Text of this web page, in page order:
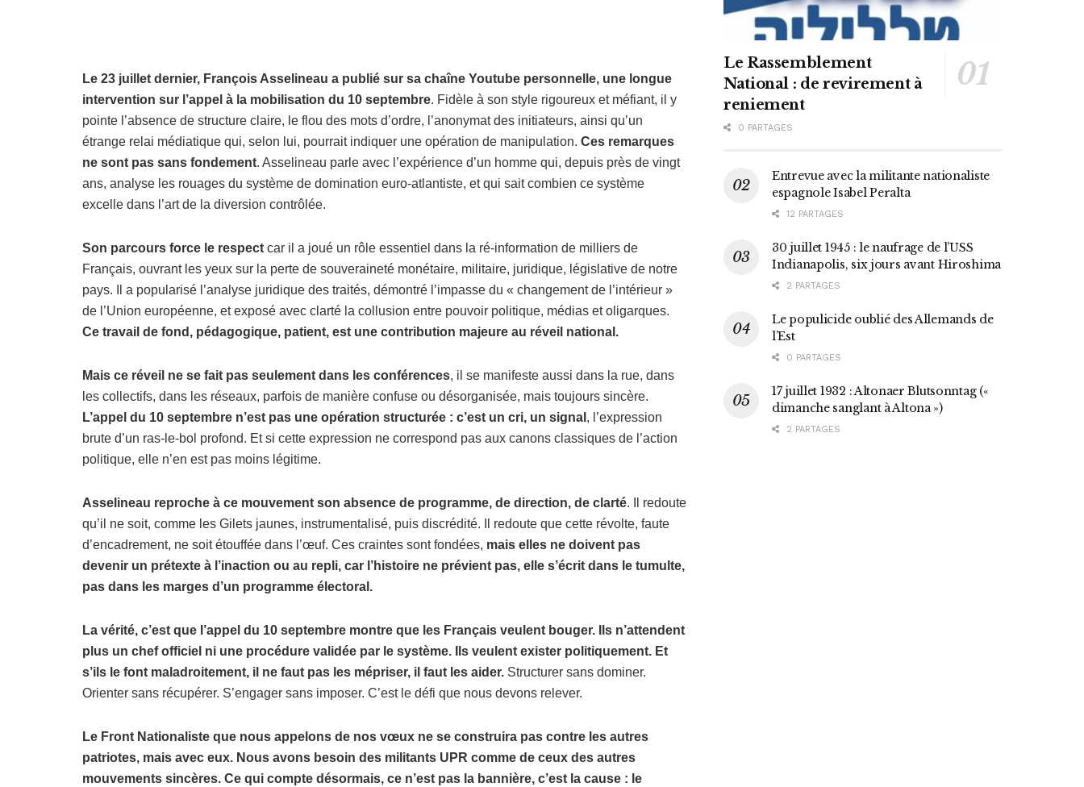
Le 23 juillet dernier, François Asselineau a publié sur sa chaîne Youtube personnelle, une longue
intervention sur l’appel à la mobilisation du 10 septembre. Fidèle à son style rigoureux et méfiant, il y
pointe l’absence de structure claire, le flou des mots d’ordre, l’anonymat des initiateurs, ainsi qu’un
étrange relai médiatique qui, selon lui, pourrait indiquer une opération de manipulation. Ces remarques
ne sont pas sans fondement. Asselineau parle avec l’expérience d’un homme qui, depuis près de vingt
ans, analyse les rouages du système de domination euro-atlantiste, et qui sait combien ce système
excelle dans l’art de la diversion contrôlée.
Son parcours force le respect car il a joué un rôle essentiel dans la ré-information de milliers de
Français, ouvrant les yeux sur la perte de souveraineté monétaire, militaire, juridique, législative de notre
pays. Il a popularisé l’analyse juridique des traités, démontré l’impasse du « changement de l’intérieur »
de l’Union européenne, et exposé avec clarté la collusion entre pouvoir politique, médias et oligarques.
Ce travail de fond, pédagogique, patient, est une contribution majeure au réveil national.
Mais ce réveil ne se fait pas seulement dans les conférences, il se manifeste aussi dans la rue, dans
les collectifs, dans les réseaux, parfois de manière confuse ou désorganisée, mais toujours sincère.
L’appel du 10 septembre n’est pas une opération structurée : c’est un cri, un signal , l’expression
brute d’un ras-le-bol profond. Et si cette expression ne correspond pas aux canons classiques de l’action
politique, elle n’en est pas moins légitime.
Asselineau reproche à ce mouvement son absence de programme, de direction, de clarté. Il redoute
qu’il ne soit, comme les Gilets jaunes, instrumentalisé, puis discrédité. Il redoute que cette révolte, faute
d’encadrement, ne soit étouffée dans l’œuf. Ces craintes sont fondées, mais elles ne doivent pas
devenir un prétexte à l’inaction ou au repli, car l’histoire ne prévient pas, elle s’écrit dans le tumulte,
pas dans les marges d’un programme électoral.
La vérité, c’est que l’appel du 10 septembre montre que les Français veulent bouger. Ils n’attendent
plus un chef officiel ni une procédure validée par le système. Ils veulent exister politiquement. Et
s’ils le font maladroitement, il ne faut pas les mépriser, il faut les aider. Structurer sans dominer.
Orienter sans récupérer. S’engager sans imposer. C’est le défi que nous devons relever.
Le Front Nationaliste que nous appelons de nos vœux ne se construira pas contre les autres
patriotes, mais avec eux. Nous avons besoin des militants UPR comme de ceux des autres
mouvements sincères. Ce qui compte désormais, ce n’est pas la bannière, c’est la cause : le
Le Rassemblement
National : de revirement à
reniement
0 PARTAGES
Entrevue avec la militante nationaliste
espagnole Isabel Peralta
12 PARTAGES
30 juillet 1945 : le naufrage de l’USS
Indianapolis, six jours avant Hiroshima
2 PARTAGES
Le populicide oublié des Allemands de
l’Est
0 PARTAGES
17 juillet 1932 : Altonaer Blutsonntag («
dimanche sanglant à Altona »)
2 PARTAGES